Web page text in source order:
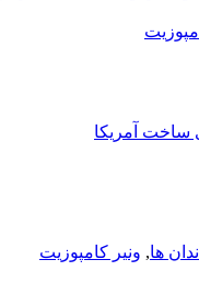
ساخت آمریکا
ها, ونیر کامپوزیت